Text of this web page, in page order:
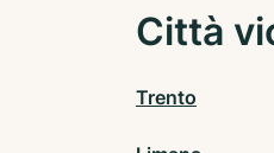
Città
Trento